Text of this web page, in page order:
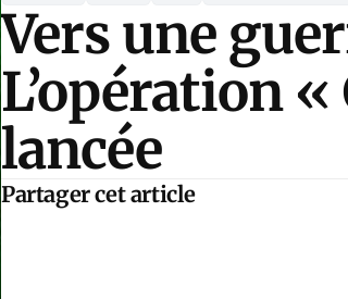
Vers une
L’opération
lancée
Partager cet article